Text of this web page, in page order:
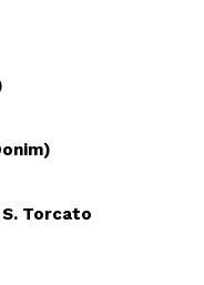
Torcato